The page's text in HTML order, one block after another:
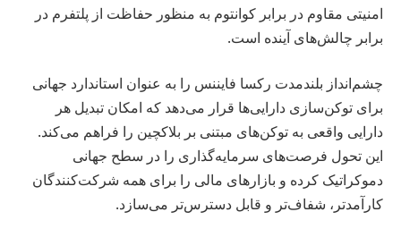
امنیتی مقاوم در برابر کوانتوم به منظور حفاظت از پلتفرم در
برابر چالش‌های آینده است.
چشم‌انداز بلندمدت رکسا فایننس را به عنوان استاندارد جهانی
برای توکن‌سازی دارایی‌ها قرار می‌دهد که امکان تبدیل هر
دارایی واقعی به توکن‌های مبتنی بر بلاکچین را فراهم می‌کند.
این تحول فرصت‌های سرمایه‌گذاری را در سطح جهانی
دموکراتیک کرده و بازارهای مالی را برای همه شرکت‌کنندگان
کارآمدتر، شفاف‌تر و قابل دسترس‌تر می‌سازد.